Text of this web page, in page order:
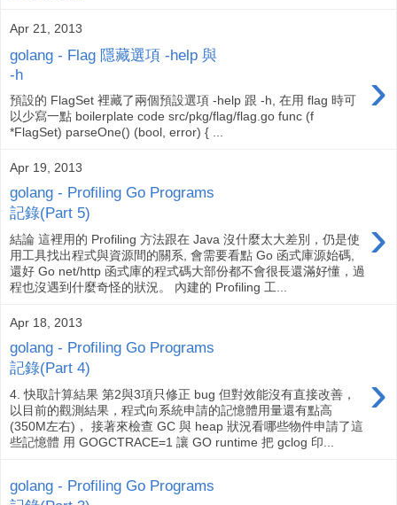
Apr 21, 2013
golang - Flag 隱藏選項 -help 與
-h
›
預設的 FlagSet 裡藏了兩個預設選項 -help 跟 -h, 在用 flag 時可
以少寫一點 boilerplate code src/pkg/flag/flag.go func (f
*FlagSet) parseOne() (bool, error) { ...
Apr 19, 2013
golang - Profiling Go Programs
記錄(Part 5)
›
結論 這裡用的 Profiling 方法跟在 Java 沒什麼太大差別，仍是使
用工具找出程式與資源間的關系, 會需要看點 Go 函式庫源始碼,
還好 Go net/http 函式庫的程式碼大部份都不會很長還滿好懂，過
程也沒遇到什麼奇怪的狀況。 內建的 Profiling 工...
Apr 18, 2013
golang - Profiling Go Programs
記錄(Part 4)
›
4. 快取計算結果 第2與3項只修正 bug 但對效能沒有直接改善，
以目前的觀測結果，程式向系統申請的記憶體用量還有點高
(350M左右)， 接著來檢查 GC 與 heap 狀況看哪些物件申請了這
些記憶體 用 GOGCTRACE=1 讓 GO runtime 把 gclog 印...
golang - Profiling Go Programs